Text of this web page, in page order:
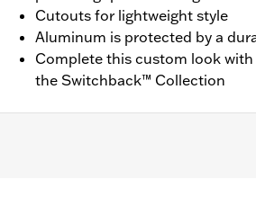
Cutouts for lightweight style
Aluminum is protected by a
Complete this custom look
the Switchback™ Collection